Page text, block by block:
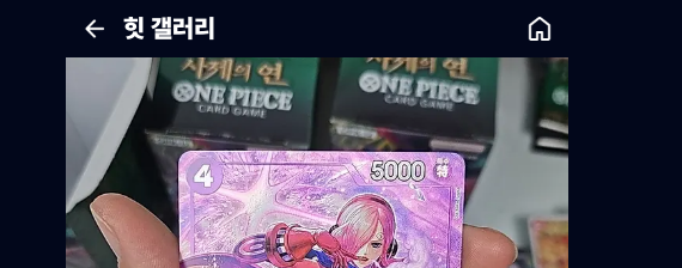
힛 갤러리